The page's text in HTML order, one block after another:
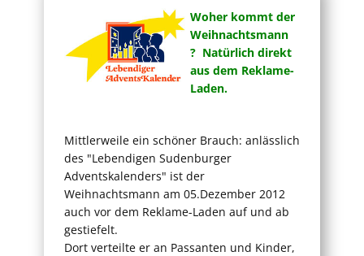
Woher kommt der
Weihnachtsmann
? Natürlich direkt
aus dem Reklame-
Laden.
Mittlerweile ein schöner Brauch: anlässlich
des "Lebendigen Sudenburger
Adventskalenders" ist der
Weihnachtsmann am 05.Dezember 2012
auch vor dem Reklame-Laden auf und ab
gestiefelt.
Dort verteilte er an Passanten und Kinder,